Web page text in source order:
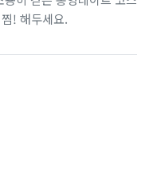
! 해두세요.